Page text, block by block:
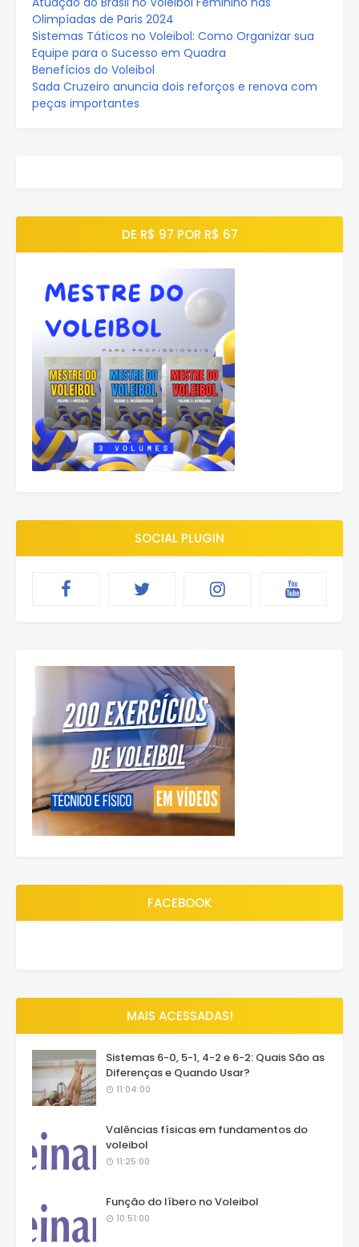
Olimpíadas de Paris 2024
Sistemas Táticos no Voleibol: Como Organizar sua
Equipe para o Sucesso em Quadra
Benefícios do Voleibol
Sada Cruzeiro anuncia dois reforços e renova com
peças importantes
DE R$ 97 POR R$ 67
SOCIAL PLUGIN
FACEBOOK
MAIS ACESSADAS!
Sistemas 6-0, 5-1, 4-2 e 6-2: Quais São as
Diferenças e Quando Usar?
11:04:00
Valências físicas em fundamentos do
voleibol
11:25:00
Função do líbero no Voleibol
10:51:00